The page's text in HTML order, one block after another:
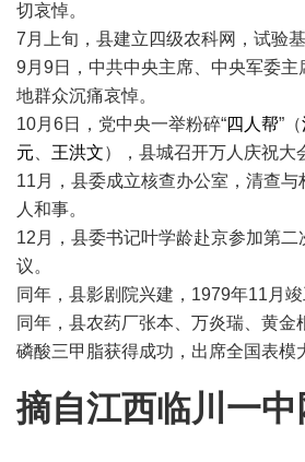
切哀悼。
7月上旬，县建立四级农科网，试验
9月9日，中共中央主席、中央军委主
地群众沉痛哀悼。
10月6日，党中央一举粉碎“四人帮”（
元
王洪文），县城召开万人庆祝大
11月，县委成立核查办公室，清查与
人和事。
12月，县委书记叶学龄赴京参加第二
议。
同年，县影剧院兴建，1979年11月竣
同年，县农药厂张本、万炎瑞、黄金
磷酸三甲脂获得成功，出席全国表模
摘自江西临川一中